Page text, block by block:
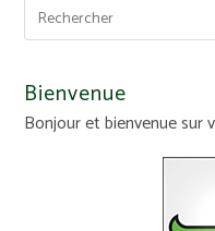
Bienvenue
Bonjour et bienvenue